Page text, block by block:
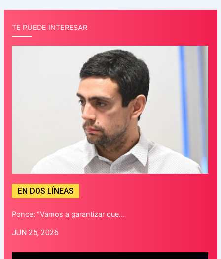
TE PUEDE INTERESAR
EN DOS LÍNEAS
Ponce: “Vamos a garantizar que…
JUN 25, 2026